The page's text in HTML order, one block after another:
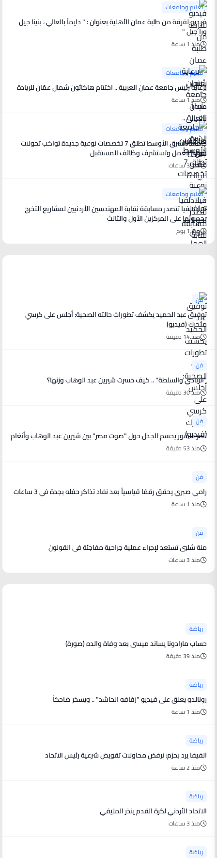
تعليم وجامعات
فيديو لفرقة من طلبة عمان الأهلية بعنوان : " دايماً بالعالي ، بنينا جيل
ورا جيل "
منذ 1 ساعة
تعليم وجامعات
برعاية رئيس جامعة عمان العربية .. اختتام هاكاثون شمال عمّان للريادة
منذ 1 ساعة
تعليم وجامعات
جامعة الشرق الأوسط تطلق 7 تخصصات نوعية جديدة تواكب تحولات
سوق العمل وتستشرف وظائف المستقبل
منذ 3 ساعات
تعليم وجامعات
فيلادلفيا تتصدر مسابقة نقابة المهندسين الأردنيين لمشاريع التخرج
بحصولها على المركزين الأول والثالث
منذ 1 يوم
فن
توفيق عبد الحميد يكشف تطورات حالته الصحية: أجلس على كرسي
متحرك (فيديو)
منذ 14 دقيقة
فن
"الزبادي والسلطة" .. كيف خسرت شيرين عبد الوهاب وزنها؟
منذ 30 دقيقة
فن
تامر عاشور يحسم الجدل حول "صوت مصر" بين شيرين عبد الوهاب وأنغام
منذ 53 دقيقة
فن
رامي صبري يحقق رقمًا قياسياً بعد نفاد تذاكر حفله بجدة في 3 ساعات
منذ 1 ساعة
فن
منة شلبي تستعد لإجراء عملية جراحية مفاجئة في القولون
منذ 3 ساعات
رياضة
حساب مارادونا يساند ميسي بعد وفاة والده (صورة)
منذ 39 دقيقة
رياضة
رونالدو يعلق على فيديو "زفافه الحاشد" .. ويسخر ضاحكاً
منذ 1 ساعة
رياضة
الفيفا يرد بحزم: نرفض محاولات تقويض شرعية رئيس الاتحاد
منذ 2 ساعة
رياضة
الاتحاد الأردني لكرة القدم ينذر المليفي
منذ 3 ساعات
رياضة